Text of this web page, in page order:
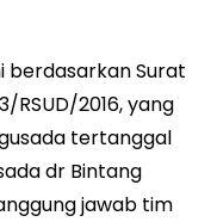
berdasarkan Surat
RSUD/2016, yang
tertanggal
dr Bintang
jawab tim